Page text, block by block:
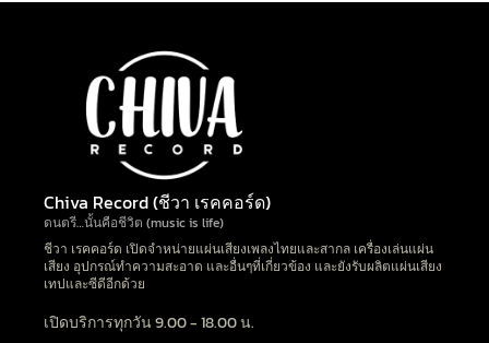
Chiva Record (ชีวา เรคคอร์ด)
ดนตรี…นั้นคือชีวิต (music is life)
ชีวา เรคคอร์ด เปิดจำหน่ายแผ่นเสียงเพลงไทยและสากล เครื่องเล่นแผ่น
เสียง อุปกรณ์ทำความสะอาด และอื่นๆที่เกี่ยวข้อง และยังรับผลิตแผ่นเสียง
เทปและซีดีอีกด้วย
เปิดบริการทุกวัน 9.00 - 18.00 น.